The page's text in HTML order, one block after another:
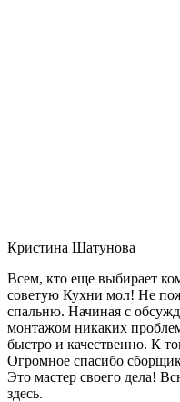
Кристина Шатунова
Всем, кто еще выбирает
советую Кухни мол! Не
спальню. Начиная с
монтажом никаких
быстро и качественно. К
Огромное спасибо
Это мастер своего дела!
здесь.